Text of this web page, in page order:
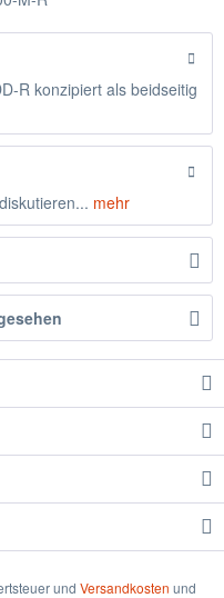
R konzipiert als beidseitig
mehr
und Versandkosten und